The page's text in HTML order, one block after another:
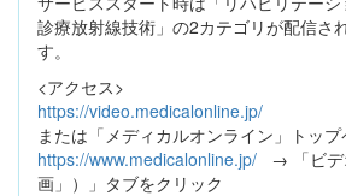
診療放射線技術」の2カテゴリが配信さ
す。
<アクセス>
https://video.medicalonline.jp/
または「メディカルオンライン」トップ
https://www.medicalonline.jp/ → 「ビデ
画」）」タブをクリック